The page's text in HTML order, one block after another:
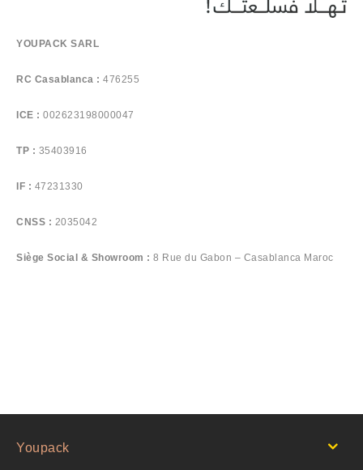
YOUPACK SARL
RC Casablanca : 476255
ICE : 002623198000047
TP : 35403916
IF : 47231330
CNSS : 2035042
Siège Social & Showroom : 8 Rue du Gabon – Casablanca Maroc
Youpack